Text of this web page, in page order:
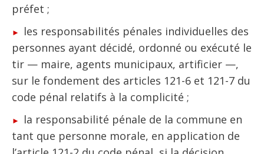
préfet ;
les responsabilités pénales individuelles des
personnes ayant décidé, ordonné ou exécuté le
tir — maire, agents municipaux, artificier —,
sur le fondement des articles 121-6 et 121-7 du
code pénal relatifs à la complicité ;
la responsabilité pénale de la commune en
tant que personne morale, en application de